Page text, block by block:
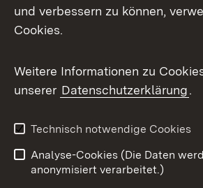
Facebook
X / Twitter
Youtube
Impressum
Kontakt
und verbessern zu können,
Cookies.
Weitere Informationen zu
unserer Datenschutzerklärung.
Technisch notwendige Cookies
Analyse-Cookies (Die Daten
anonymisiert verarbeitet.)